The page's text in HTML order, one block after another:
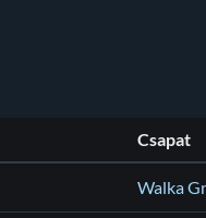
Csapat
Walka